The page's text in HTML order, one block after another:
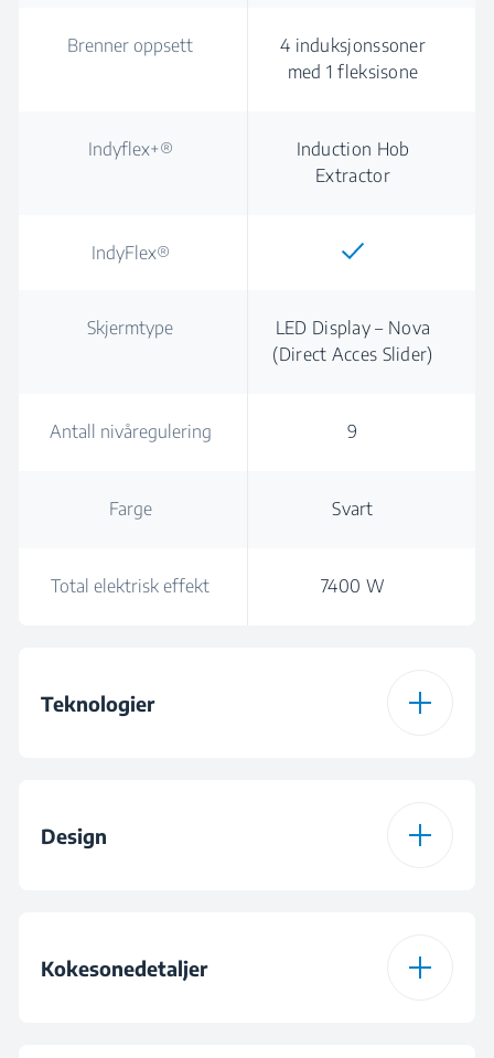
Brenner oppsett
4 induksjonssoner
med 1 fleksisone
Indyflex+®
Induction Hob
Extractor
IndyFlex®
Skjermtype
LED Display – Nova
(Direct Acces Slider)
Antall nivåregulering 9
Farge Svart
Total elektrisk effekt 7400 W
Teknologier
IndyFlex®
Design
Kokesonedetaljer